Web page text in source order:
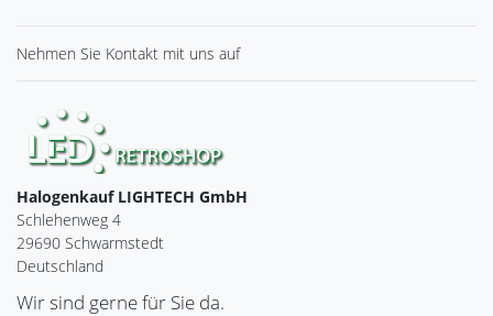
Nehmen Sie Kontakt mit uns auf
Halogenkauf LIGHTECH GmbH
Schlehenweg 4
29690 Schwarmstedt
Deutschland
Wir sind gerne für Sie da.